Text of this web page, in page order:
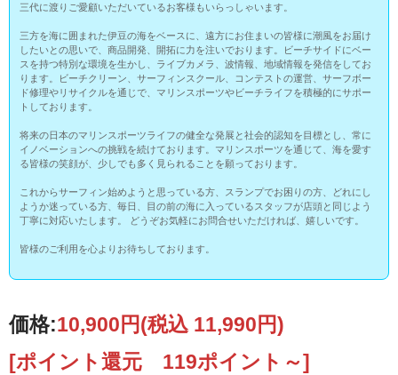
三代に渡りご愛顧いただいているお客様もいらっしゃいます。
三方を海に囲まれた伊豆の海をベースに、遠方にお住まいの皆様に潮風をお届け
したいとの思いで、商品開発、開拓に力を注いでおります。ビーチサイドにベー
スを持つ特別な環境を生かし、ライブカメラ、波情報、地域情報を発信をしてお
ります。ビーチクリーン、サーフィンスクール、コンテストの運営、サーフボー
ド修理やリサイクルを通じで、マリンスポーツやビーチライフを積極的にサポー
トしております。
将来の日本のマリンスポーツライフの健全な発展と社会的認知を目標とし、常に
イノベーションへの挑戦を続けております。マリンスポーツを通じて、海を愛す
る皆様の笑顔が、少しでも多く見られることを願っております。
これからサーフィン始めようと思っている方、スランプでお困りの方、どれにし
ようか迷っている方、毎日、目の前の海に入っているスタッフが店頭と同じよう
丁寧に対応いたします。 どうぞお気軽にお問合せいただければ、嬉しいです。
皆様のご利用を心よりお待ちしております。
価格:10,900円(税込 11,990円)
[ポイント還元 119ポイント～]